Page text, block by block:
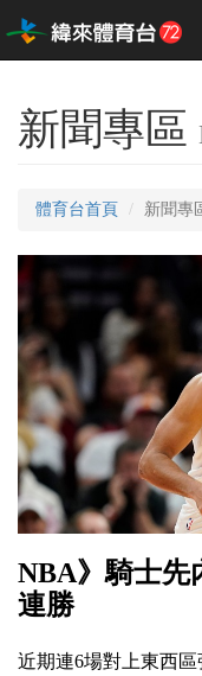
新聞專區
體育台首頁 新聞專
NBA》騎士
連勝
近期連6場對上東西